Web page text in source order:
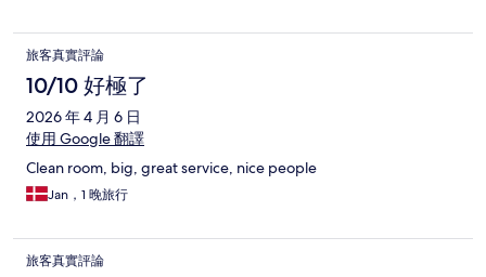
旅客真實評論
10/10 好極了
2026 年 4 月 6 日
使用 Google 翻譯
Clean room, big, great service, nice people
Jan，1 晚旅行
旅客真實評論